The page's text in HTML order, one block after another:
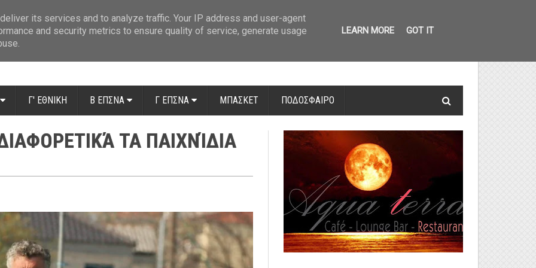
Γ' ΕΘΝΙΚΗ Β ΕΠΣΝΑ Γ ΕΠΣΝΑ ΜΠΑΣΚΕΤ ΠΟΔΟΣΦΑΙΡΟ
ΤΑ ΠΑΙΧΝΊΔΙΑ
its services and to analyze traffic. Your IP address and user-agent
and security metrics to ensure quality of service, generate usage
LEARN MORE GOT IT